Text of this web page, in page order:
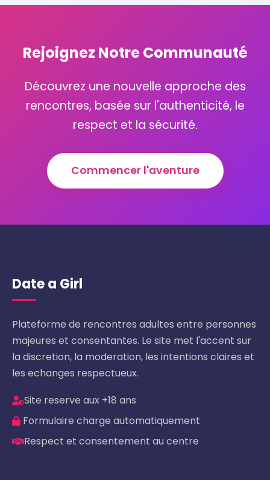
Rejoignez Notre Communauté
Découvrez une nouvelle approche des
rencontres, basée sur l'authenticité, le
respect et la sécurité.
Commencer l'aventure
Date a Girl
Plateforme de rencontres adultes entre personnes
majeures et consentantes. Le site met l'accent sur
la discretion, la moderation, les intentions claires et
les echanges respectueux.
Site reserve aux +18 ans
Formulaire charge automatiquement
Respect et consentement au centre